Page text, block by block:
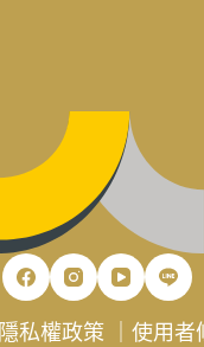
隱私權政策 ｜使用者